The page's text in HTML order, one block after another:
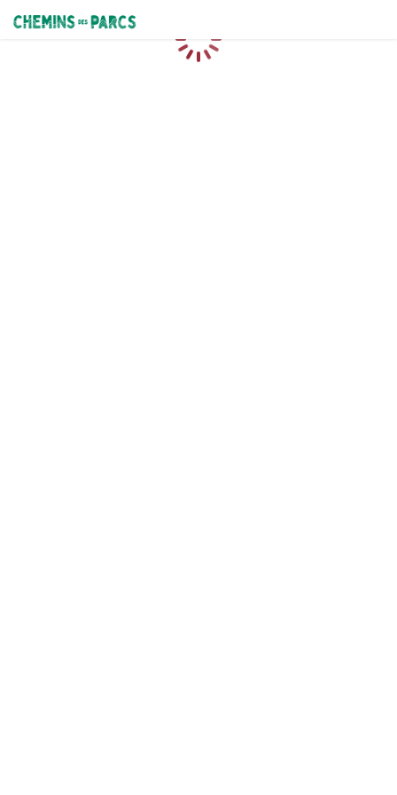
Chemins des Parcs
Loading